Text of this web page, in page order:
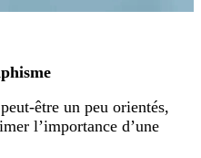
être un peu orientés,
l’importance d’une